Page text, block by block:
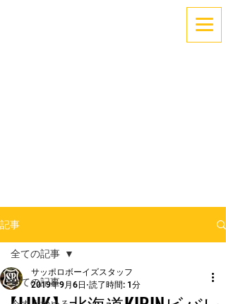
記事
全ての記事
全ての記事
サッポロボーイズスタッフ
2019年9月6日 読了時間: 1分